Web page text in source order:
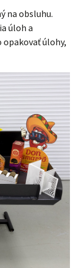
na obsluhu.
úloh a
opakovať úlohy,